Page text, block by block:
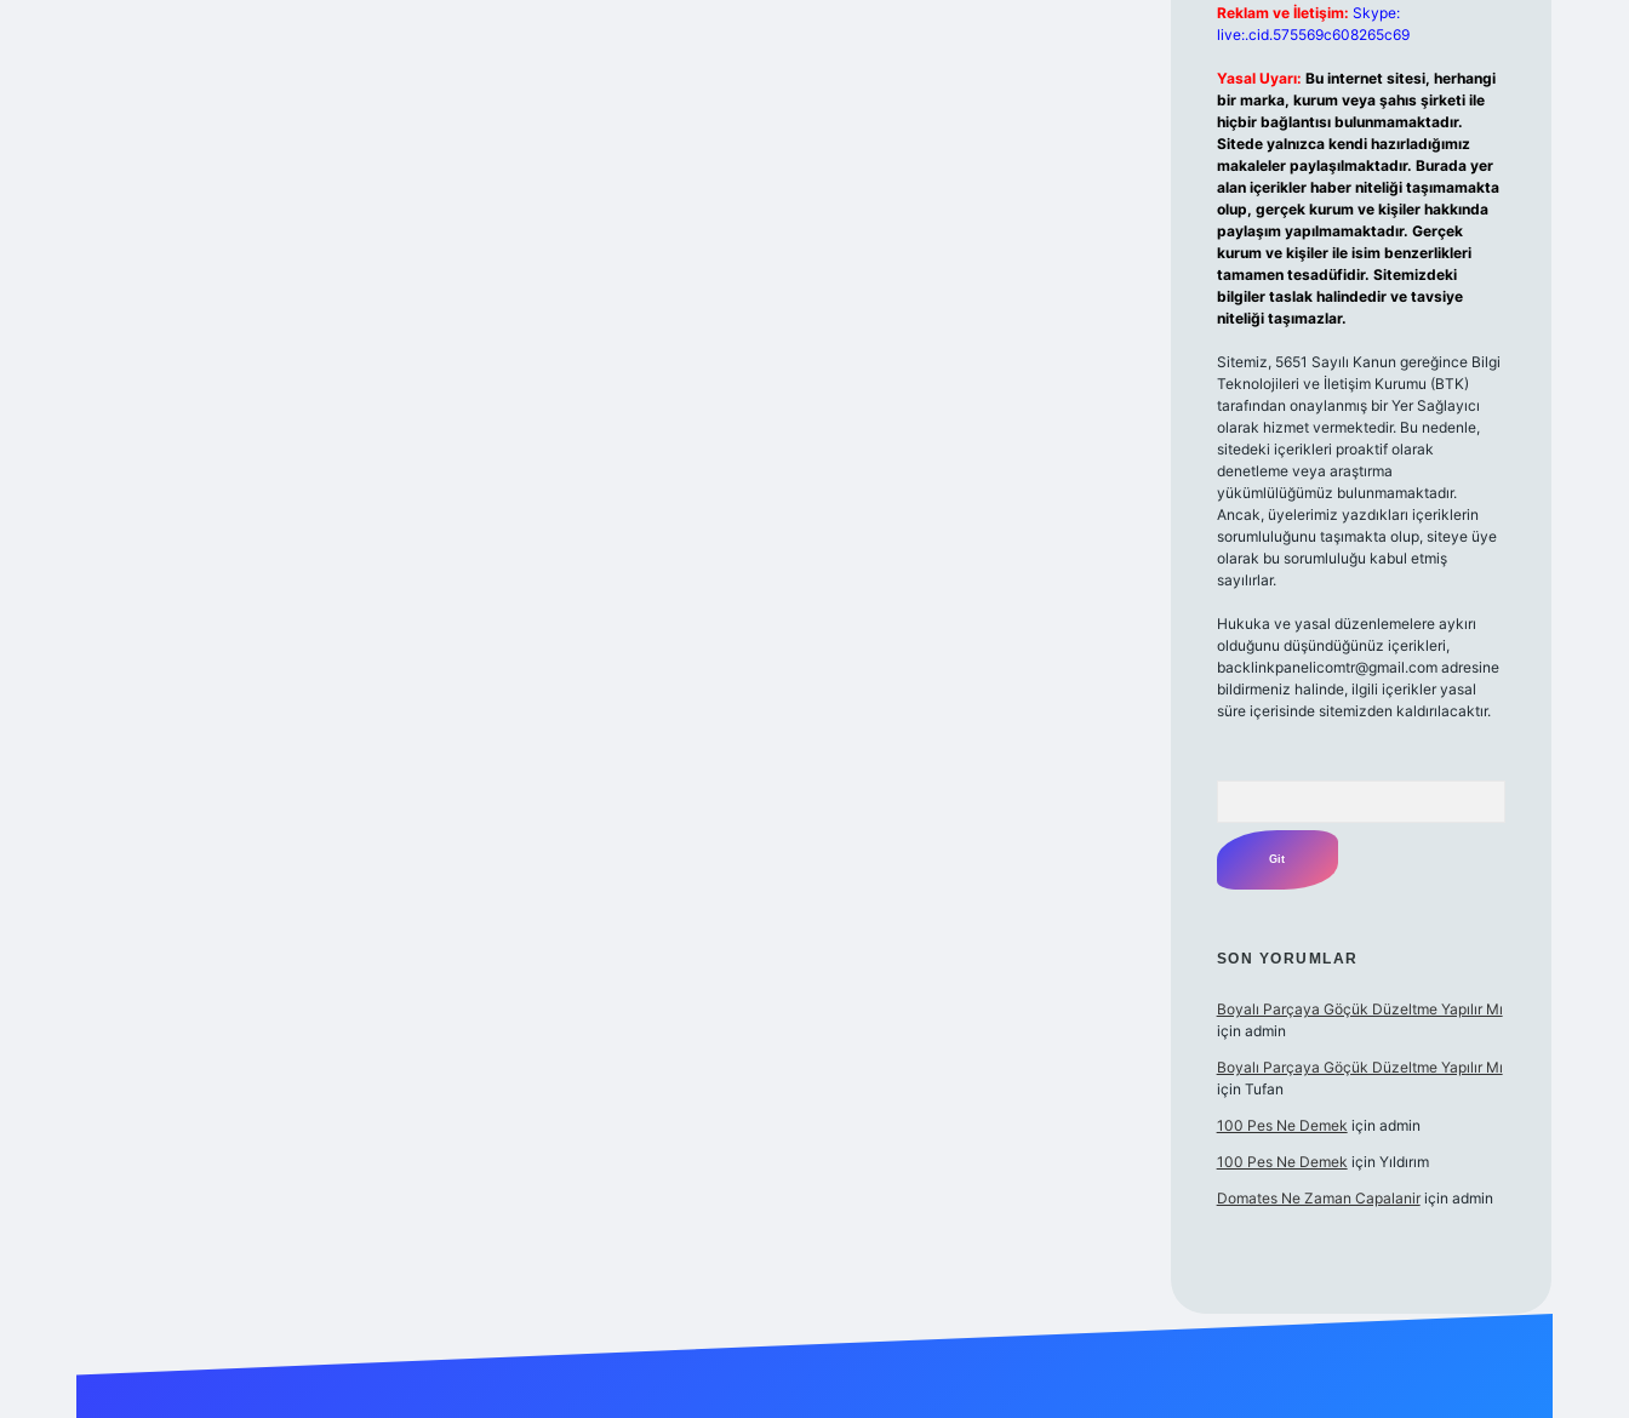
Reklam ve İletişim: Skype:
live:.cid.575569c608265c69
Yasal Uyarı: Bu internet sitesi, herhangi
bir marka, kurum veya şahıs şirketi ile
hiçbir bağlantısı bulunmamaktadır.
Sitede yalnızca kendi hazırladığımız
makaleler paylaşılmaktadır. Burada yer
alan içerikler haber niteliği taşımamakta
olup, gerçek kurum ve kişiler hakkında
paylaşım yapılmamaktadır. Gerçek
kurum ve kişiler ile isim benzerlikleri
tamamen tesadüfidir. Sitemizdeki
bilgiler taslak halindedir ve tavsiye
niteliği taşımazlar.
Sitemiz, 5651 Sayılı Kanun gereğince Bilgi
Teknolojileri ve İletişim Kurumu (BTK)
tarafından onaylanmış bir Yer Sağlayıcı
olarak hizmet vermektedir. Bu nedenle,
sitedeki içerikleri proaktif olarak
denetleme veya araştırma
yükümlülüğümüz bulunmamaktadır.
Ancak, üyelerimiz yazdıkları içeriklerin
sorumluluğunu taşımakta olup, siteye üye
olarak bu sorumluluğu kabul etmiş
sayılırlar.
Hukuka ve yasal düzenlemelere aykırı
olduğunu düşündüğünüz içerikleri,
backlinkpanelicomtr@gmail.comadresine
bildirmeniz halinde, ilgili içerikler yasal
süre içerisinde sitemizden kaldırılacaktır.
SON YORUMLAR
Boyalı Parçaya Göçük Düzeltme Yapılır Mı
için admin
Boyalı Parçaya Göçük Düzeltme Yapılır Mı
için Tufan
100 Pes Ne Demek için admin
100 Pes Ne Demek için Yıldırım
Domates Ne Zaman Capalaniriçin admin